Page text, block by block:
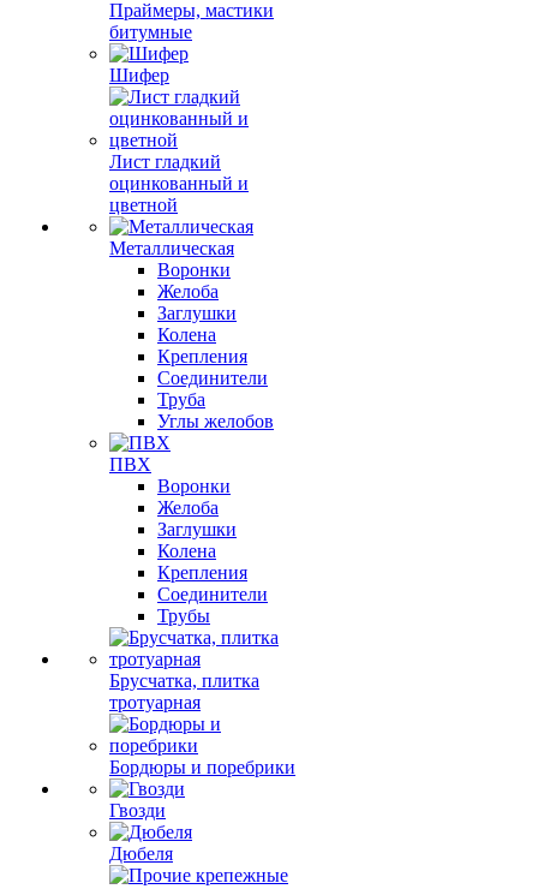
Праймеры, мастики
битумные
Шифер
Лист гладкий
оцинкованный и
цветной
Металлическая
Воронки
Желоба
Заглушки
Колена
Крепления
Соединители
Труба
Углы желобов
ПВХ
Воронки
Желоба
Заглушки
Колена
Крепления
Соединители
Трубы
Брусчатка, плитка
тротуарная
Бордюры и поребрики
Гвозди
Дюбеля